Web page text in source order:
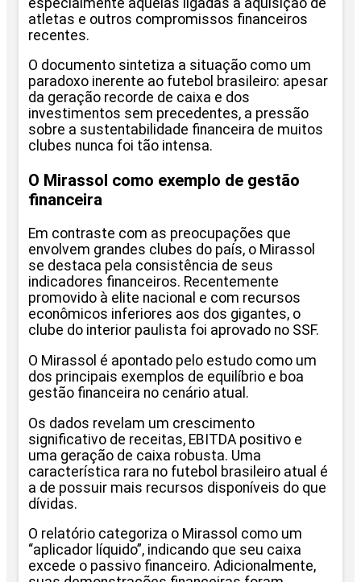
atletas e outros compromissos financeiros
recentes.
O documento sintetiza a situação como um
paradoxo inerente ao futebol brasileiro: apesar
da geração recorde de caixa e dos
investimentos sem precedentes, a pressão
sobre a sustentabilidade financeira de muitos
clubes nunca foi tão intensa.
O Mirassol como exemplo de gestão
financeira
Em contraste com as preocupações que
envolvem grandes clubes do país, o Mirassol
se destaca pela consistência de seus
indicadores financeiros. Recentemente
promovido à elite nacional e com recursos
econômicos inferiores aos dos gigantes, o
clube do interior paulista foi aprovado no SSF.
O Mirassol é apontado pelo estudo como um
dos principais exemplos de equilíbrio e boa
gestão financeira no cenário atual.
Os dados revelam um crescimento
significativo de receitas, EBITDA positivo e
uma geração de caixa robusta. Uma
característica rara no futebol brasileiro atual é
a de possuir mais recursos disponíveis do que
dívidas.
O relatório categoriza o Mirassol como um
“aplicador líquido”, indicando que seu caixa
excede o passivo financeiro. Adicionalmente,